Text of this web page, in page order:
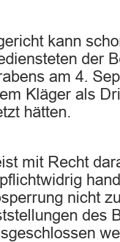
kann
der
am 4.
Kläger als
hätten.
mit Recht
nicht
des